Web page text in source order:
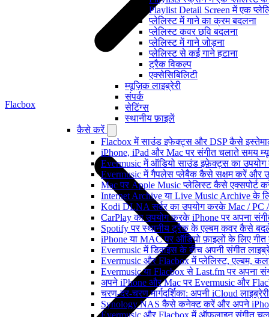
Playlist Detail Screen में एक
प्लेलिस्ट में गाने का क्रम बदलना
प्लेलिस्ट कवर छवि बदलना
प्लेलिस्ट में गाने जोड़ना
प्लेलिस्ट से कई गाने हटाना
ट्रैक विकल्प
एक्सेसिबिलिटी
म्यूज़िक लाइब्रेरी
संपर्क
सेटिंग्स
स्थानीय फ़ाइलें
कैसे करें
Flacbox में साउंड इफेक्ट्स और DSP कैसे
iPhone, iPad और Mac पर संगीत चलाते समय
Evermusic में ऑडियो साउंड इफ़ेक्ट्स का उपयोग
Evermusic में गैपलेस प्लेबैक कैसे सक्षम करें और
Mac पर Apple Music प्लेलिस्ट कैसे एक्सपोर्ट
Internet Archive या Live Music Archive के
Kodi DLNA सर्वर का उपयोग करके Mac /
CarPlay का उपयोग करके iPhone पर अपना
Spotify पर स्थानीय ट्रैक के एल्बम कवर कैसे
iPhone या MAC पर ऑडियो फ़ाइलों के लिए
Evermusic में डिवाइस के बीच अपनी संगीत
Evermusic और Flacbox में प्लेलिस्ट, एल्बम,
Evermusic या Flacbox से Last.fm पर अपना
अपने iPhone और Mac पर Evermusic और
चरण-दर-चरण मार्गदर्शिका: अपनी iCloud
Synology NAS कैसे कनेक्ट करें और अपने
Evermusic और Flacbox में ऑफलाइन संगीत
Flacbox